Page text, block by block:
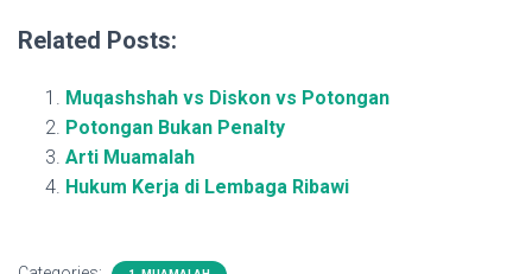
Related Posts:
Muqashshah vs Diskon vs Potongan
Potongan Bukan Penalty
Arti Muamalah
Hukum Kerja di Lembaga Ribawi